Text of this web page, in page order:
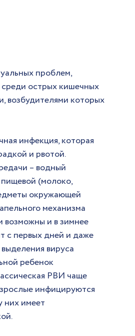
проблем,
среди острых кишечных
возбудителями которых
инфекция, которая
и рвотой.
– водный
(молоко,
окружающей
механизма
возможны и в зимнее
с первых дней и даже
вируса
ребенок
РВИ чаще
инфицируются
них имеет